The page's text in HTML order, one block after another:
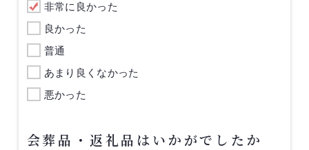
非常に良かった
良かった
普通
あまり良くなかった
悪かった
会葬品・返礼品はいかがでしたか